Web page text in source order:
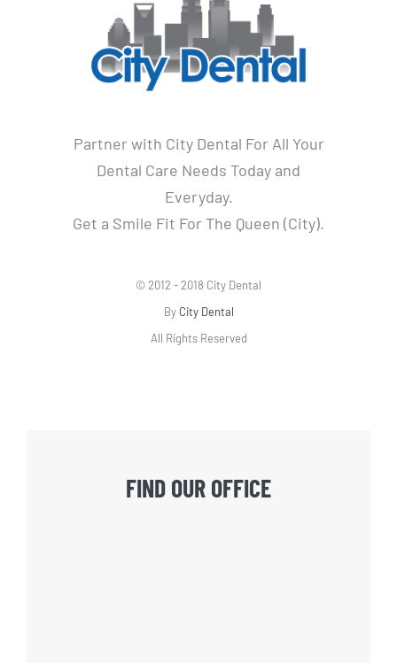
Partner with City Dental For All Your
Dental Care Needs Today and
Everyday.
Get a Smile Fit For The Queen (City).
© 2012 - 2018 City Dental
By City Dental
All Rights Reserved
FIND OUR OFFICE